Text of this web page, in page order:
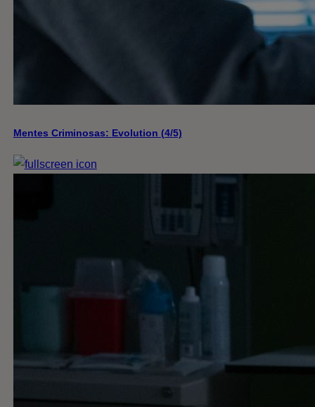
Mentes Criminosas: Evolution (4/5)